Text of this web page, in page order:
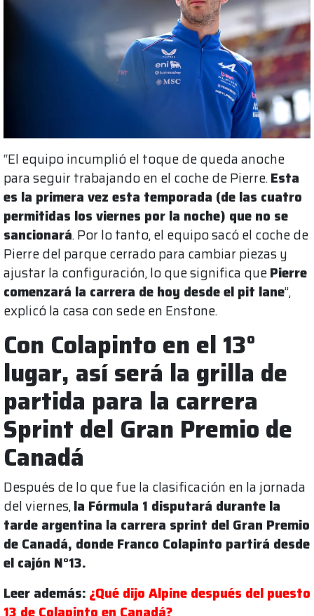
“El equipo incumplió el toque de queda anoche
para seguir trabajando en el coche de Pierre.Esta
es la primera vez esta temporada (de las cuatro
permitidas los viernes por la noche) que no se
sancionará. Por lo tanto, el equipo sacó el coche de
Pierre del parque cerrado para cambiar piezas y
ajustar la configuración, lo que significa quePierre
comenzará la carrera de hoy desde el pit lane”,
explicó la casa con sede en Enstone.
Con Colapinto en el 13°
lugar, así será la grilla de
partida para la carrera
Sprint del Gran Premio de
Canadá
Después de lo que fue la clasificación en la jornada
del viernes,la Fórmula 1 disputará durante la
tarde argentina la carrera sprint del Gran Premio
de Canadá, donde Franco Colapinto partirá desde
el cajón N°13.
Leer además: ¿Qué dijo Alpine después del puesto